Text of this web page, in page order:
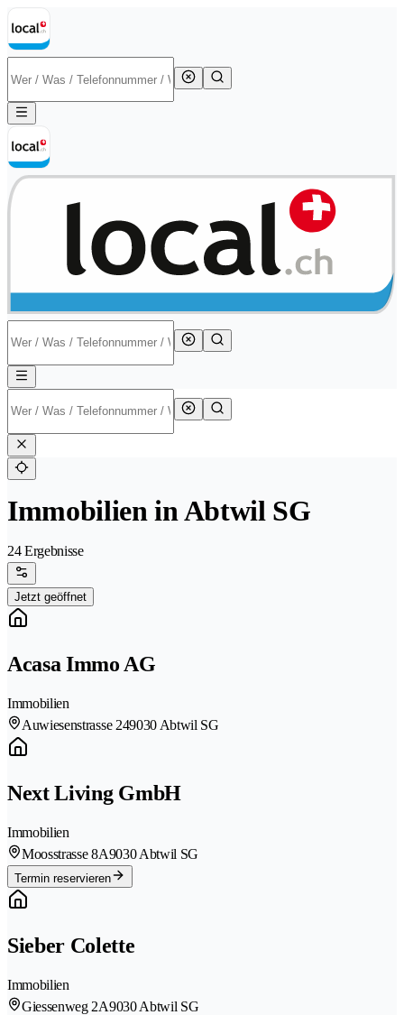
Immobilien in Abtwil SG
24 Ergebnisse
Jetzt geöffnet
Acasa Immo AG
Immobilien
Auwiesenstrasse 249030 Abtwil SG
Next Living GmbH
Immobilien
Moosstrasse 8A9030 Abtwil SG
Termin reservieren
Sieber Colette
Immobilien
Giessenweg 2A9030 Abtwil SG